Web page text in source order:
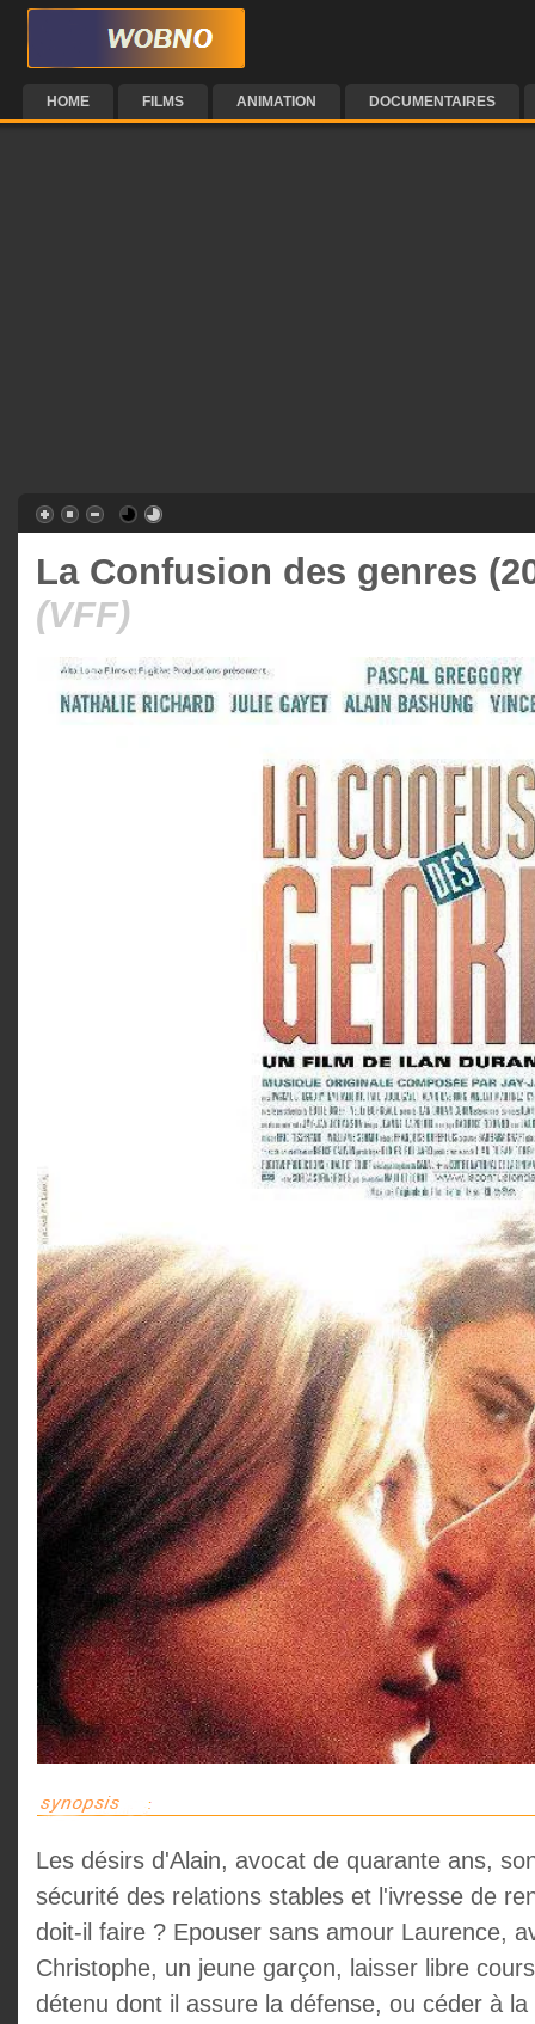
HOME FILMS ANIMATION DOCUMENTAIRES
La Confusion des genres
(VFF)
Les désirs d'Alain, avocat de quarante ans,
sécurité des relations stables et l'ivresse de
doit-il faire ? Epouser sans amour Laurence,
Christophe, un jeune garçon, laisser libre
détenu dont il assure la défense, ou céder à